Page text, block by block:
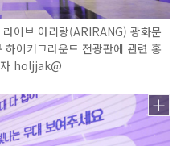
이브 아리랑(ARIRANG) 광화문
이커그라운드 전광판에 관련 홍
자 holjjak@